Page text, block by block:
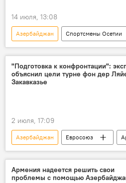
14 июля, 13:08
Азербайджан
Спортсмены Осетии
Новости
Северная Осетия
"Подготовка к конфронтации":
объяснил цели турне фон дер
Закавказье
2 июля, 17:09
Азербайджан Евросоюз
Мнение
Армения надеется решить свои
проблемы с помощью